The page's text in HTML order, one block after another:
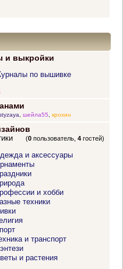
и выкройки
по вышивке
, шейла55, крохин
(0 пользователь,4 гостей)
и аксессуары
и хобби
техники
и транспорт
и растения